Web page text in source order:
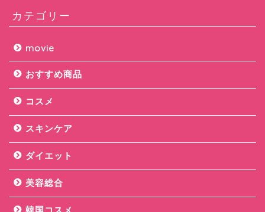
カテゴリー
movie
おすすめ商品
コスメ
スキンケア
ダイエット
美容総合